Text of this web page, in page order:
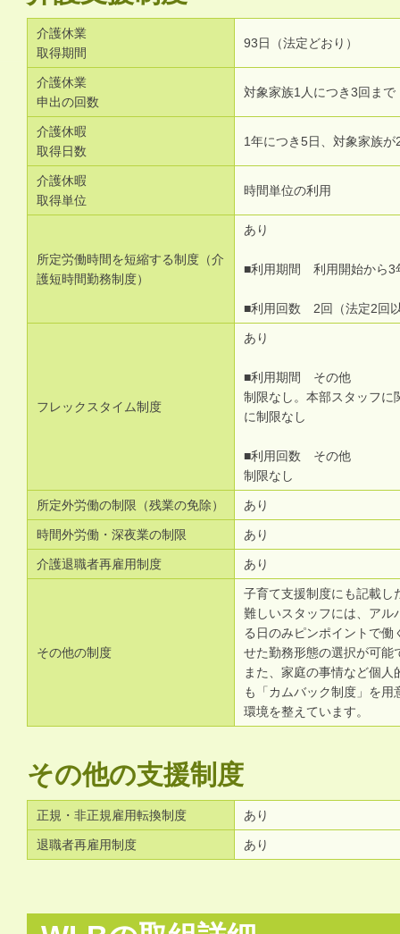
介護休業
取得期間
93日（法定どおり）
介護休業
申出の回数
対象家族1人につき3回まで
介護休暇
取得日数
1年につき5日、対象家族
介護休暇
取得単位
時間単位の利用
所定労働時間を短縮する制度（介
護短時間勤務制度）
あり
■利用期間 利用開始から3
■利用回数 2回（法定2回
フレックスタイム制度
あり
■利用期間 その他
制限なし。本部スタッフに
に制限なし
■利用回数 その他
制限なし
所定外労働の制限（残業の免除） あり
時間外労働・深夜業の制限 あり
介護退職者再雇用制度 あり
その他の制度
子育て支援制度にも記載し
難しいスタッフには、アル
る日のみピンポイントで
せた勤務形態の選択が可能
また、家庭の事情など個
も「カムバック制度」を
環境を整えています。
その他の支援制度
正規・非正規雇用転換制度 あり
退職者再雇用制度 あり